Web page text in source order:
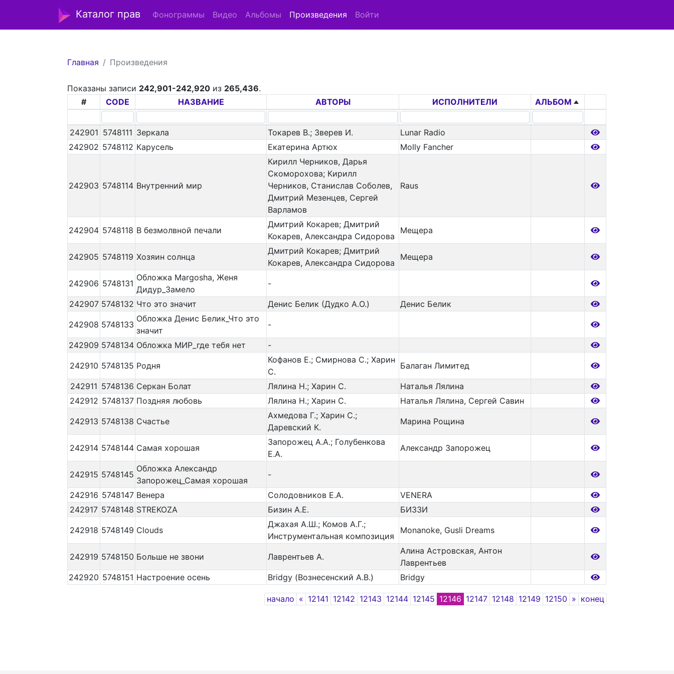
Каталог прав Фонограммы Видео Альбомы Произведения Войти
Главная Произведения
Показаны записи 242,901-242,920 из 265,436.
#
CODE НАЗВАНИЕ АВТОРЫ ИСПОЛНИТЕЛИ АЛЬБОМ
242901 5748111 Зеркала Токарев В.; Зверев И.
Lunar Radio
242902 5748112 Карусель Екатерина Артюх Molly Fancher
242903 5748114 Внутренний мир
Кирилл Черников, Дарья
Скоморохова; Кирилл
Черников, Станислав Соболев,
Дмитрий Мезенцев, Сергей
Варламов
Raus
242904 5748118 В безмолвной печали
Дмитрий Кокарев; Дмитрий
Кокарев, Александра Сидорова
Мещера
242905 5748119 Хозяин солнца
Дмитрий Кокарев; Дмитрий
Кокарев, Александра Сидорова
Мещера
242906 5748131
Обложка Margosha, Женя
Дидур_Замело
-
242907 5748132 Что это значит Денис Белик (Дудко А.О.) Денис Белик
242908 5748133
Обложка Денис Белик_Что это
значит
-
242909 5748134 Обложка МИР_где тебя нет -
242910 5748135 Родня
Кофанов Е.; Смирнова С.; Харин
С.
Балаган Лимитед
242911 5748136 Серкан Болат Лялина Н.; Харин С.
Наталья Лялина
242912 5748137 Поздняя любовь Лялина Н.; Харин С. Наталья Лялина, Сергей Савин
242913 5748138 Счастье
Ахмедова Г.; Харин С.;
Даревский К.
Марина Рощина
242914 5748144 Самая хорошая
Запорожец А.А.; Голубенкова
Е.А.
Александр Запорожец
242915 5748145
Обложка Александр
Запорожец_Самая хорошая
-
242916 5748147 Венера Солодовников Е.А.
VENERA
242917 5748148 STREKOZA Бизин А.Е. БИЗЗИ
242918 5748149 Clouds
Джахая А.Ш.; Комов А.Г.;
Инструментальная композиция
Monanoke, Gusli Dreams
242919 5748150 Больше не звони Лаврентьев А.
Алина Астровская, Антон
Лаврентьев
242920 5748151 Настроение осень Bridgy (Вознесенский А.В.) Bridgy
начало «Previous
12141 12142 12143 12144 12145 12146 12147 12148 12149 12150 »Next
конец